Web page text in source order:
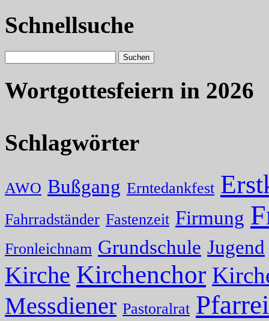
Schnellsuche
Wortgottesfeiern in 2026
Schlagwörter
AWO Bußgang Erntedankfest
Fahrradständer Fastenzeit Firmung
Fronleichnam Grundschule Jugend
Kirche Kirchenchor
Messdiener Pastoralrat